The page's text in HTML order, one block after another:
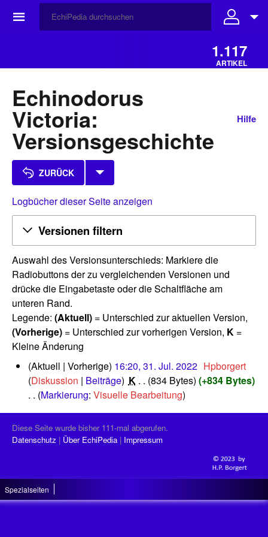
☰
1.117
ARTIKEL
Echinodorus
Victoria:
Versionsgeschichte
Hilfe
ZURÜCK
Logbücher dieser Seite anzeigen
Versionen filtern
Auswahl des Versionsunterschieds: Markiere die
Radiobuttons der zu vergleichenden Versionen und
drücke die Eingabetaste oder die Schaltfläche am
unteren Rand.
Legende: (Aktuell) = Unterschied zur aktuellen Version,
(Vorherige) = Unterschied zur vorherigen Version, K =
Kleine Änderung
u
l
i
2
2
Aktuell Vorherige 16:20, 31. Jul. 2022‎ Hpborgert
Diskussion
Beiträge K 834 Bytes +834 Bytes
i
B
e
Markierung: Visuelle Bearbeitung
Diese Seite wurde bisher 111-mal abgerufen.
Datenschutz
Über EchiPedia Impressum
Spezialseiten